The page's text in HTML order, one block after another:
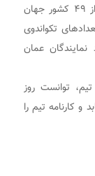
این رقابت‌ها که با حضور بیش از هزار ورزشکار از ۴۹ کشور جهان
تکواندوی
عمان
تیم، توانست روز
یابد و کارنامه تیم را